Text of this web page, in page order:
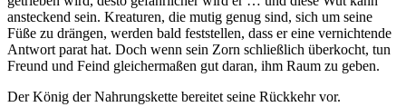
ansteckend sein. Kreaturen, die mutig genug sind, sich um seine
Füße zu drängen, werden bald feststellen, dass er eine vernichtende
Antwort parat hat. Doch wenn sein Zorn schließlich überkocht, tun
Freund und Feind gleichermaßen gut daran, ihm Raum zu geben.
Der König der Nahrungskette bereitet seine Rückkehr vor.